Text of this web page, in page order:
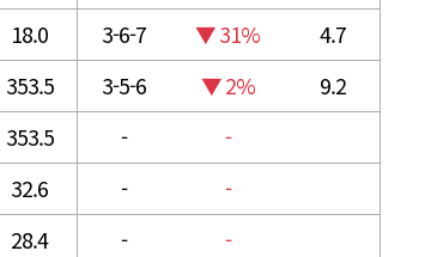
18.0 3-6-7 ▼ 31%
4.7
353.5 3-5-6 ▼ 2%
9.2
353.5 -
-
32.6 -
-
28.4 -
-